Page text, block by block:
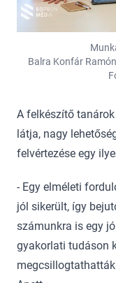
Balra Konfár
A felkészítő
látja, nagy
felvértezése egy
- Egy elméleti
jól sikerült, így
számunkra is egy
gyakorlati tudáson